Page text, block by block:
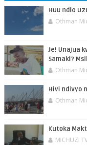
Huu ndio
Othman
Je! Unajua
Samaki?
Othman
Hivi ndivyo
Othman
Kutoka
MICHUZI